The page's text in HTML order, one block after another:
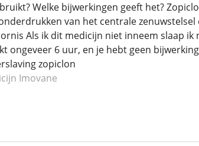
Welke bijwerkingen geeft het?
van het centrale
Als ik dit medicijn niet inneem slaap ik
ongeveer 6 uur, en je hebt geen
zopiclon
Imovane